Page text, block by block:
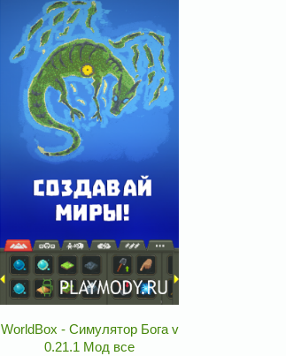
WorldBox - Симулятор Бога v
0.21.1 Мод все